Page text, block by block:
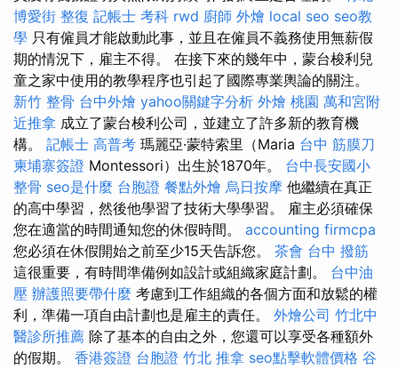
博愛街 整復 記帳士 考科 rwd 廚師 外燴 local seo seo教
學 只有僱員才能啟動此事，並且在僱員不義務使用無薪假
期的情況下，雇主不得。 在接下來的幾年中，蒙台梭利兒
童之家中使用的教學程序也引起了國際專業輿論的關注。
新竹 整骨 台中外燴 yahoo關鍵字分析 外燴 桃園 萬和宮附
近推拿 成立了蒙台梭利公司，並建立了許多新的教育機
構。 記帳士 高普考 瑪麗亞·蒙特索里（Maria 台中 筋膜刀
柬埔寨簽證 Montessori）出生於1870年。 台中長安國小
整骨 seo是什麼 台胞證 餐點外燴 烏日按摩 他繼續在真正
的高中學習，然後他學習了技術大學學習。 雇主必須確保
您在適當的時間通知您的休假時間。 accounting firmcpa
您必須在休假開始之前至少15天告訴您。 茶會 台中 撥筋
這很重要，有時間準備例如設計或組織家庭計劃。 台中油
壓 辦護照要帶什麼 考慮到工作組織的各個方面和放鬆的權
利，準備一項自由計劃也是雇主的責任。 外燴公司 竹北中
醫診所推薦 除了基本的自由之外，您還可以享受各種額外
的假期。 香港簽證 台胞證 竹北 推拿 seo點擊軟體價格 谷